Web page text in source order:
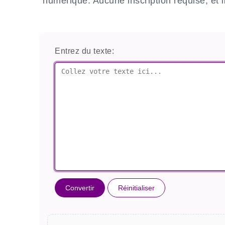
Entrez du texte:
Convertir Réinitialiser